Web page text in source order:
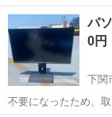
https://
山口 防府市
パ
0円
下関
不要になったため、